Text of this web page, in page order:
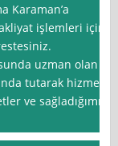
Karaman’a
işlemleri için
uzman olan
tutarak hizmet
ve sağladığımız